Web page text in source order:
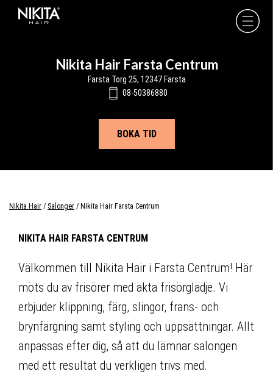
Skip
navigation
Skip
Skip
Nikita Hair Farsta Centrum
Farsta Torg 25, 12347 Farsta
08-50386880
BOKA TID
Nikita Hair / Salonger / Nikita Hair Farsta Centrum
NIKITA HAIR FARSTA CENTRUM
Välkommen till Nikita Hair i Farsta Centrum! Här
möts du av frisörer med äkta frisörglädje. Vi
erbjuder klippning, färg, slingor, frans- och
brynfärgning samt styling och uppsättningar. Allt
anpassas efter dig, så att du lämnar salongen
med ett resultat du verkligen trivs med.